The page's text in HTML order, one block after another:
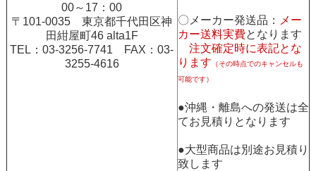
00～17：00
〒101-0035 東京都千代田区神
田紺屋町46 alta1F
TEL：03-3256-7741 FAX：03-
3255-4616
〇メーカー発送品：
メー
カー送料実費となります
注文確定時に表記とな
ります （その時点でのキャンセルも
可能です）
●沖縄・離島への発送は全
てお見積りとなります
●大型商品は別途お見積り
致します